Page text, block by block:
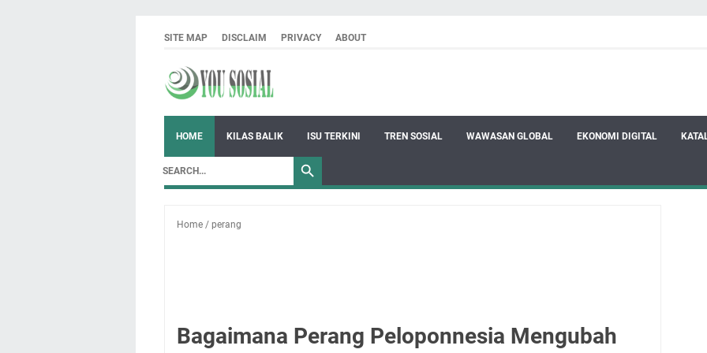
SITE MAP DISCLAIM PRIVACY ABOUT
HOME KILAS BALIK ISU TERKINI TREN SOSIAL WAWASAN GLOBAL EKONOMI DIGITAL
Home / perang
Bagaimana Perang Peloponnesia Mengubah